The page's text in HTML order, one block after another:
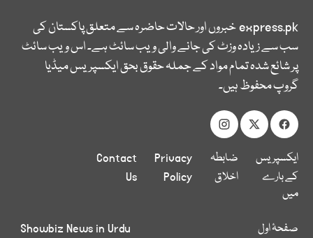
express.pkخبروں اور حالات حاضرہ سے متعلق پاکستان کی
سب سے زیادہ وزٹ کی جانے والی ویب سائٹ ہے۔ اس ویب سائٹ
پر شائع شدہ تمام مواد کے جملہ حقوق بحق ایکسپریس میڈیا
گروپ محفوظ ہیں۔
ایکسپریس
کے بارے
میں
ضابطہ
اخلاق
Privacy
Policy
Contact
Us
صفحۂ اول
Showbiz News in Urdu